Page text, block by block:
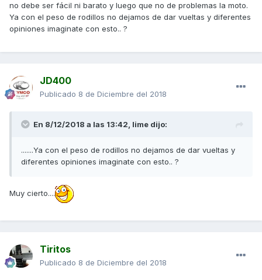
no debe ser fácil ni barato y luego que no de problemas la moto.
Ya con el peso de rodillos no dejamos de dar vueltas y diferentes
opiniones imaginate con esto.. ?
JD400
Publicado 8 de Diciembre del 2018
En 8/12/2018 a las 13:42, lime dijo:
.......Ya con el peso de rodillos no dejamos de dar vueltas y
diferentes opiniones imaginate con esto.. ?
Muy cierto....
Tiritos
Publicado 8 de Diciembre del 2018